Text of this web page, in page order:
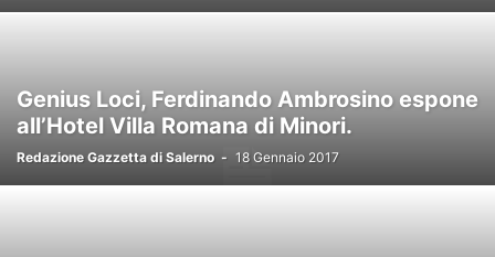
Genius Loci, Ferdinando Ambrosino espone
all’Hotel Villa Romana di Minori.
Redazione Gazzetta di Salerno - 18 Gennaio 2017